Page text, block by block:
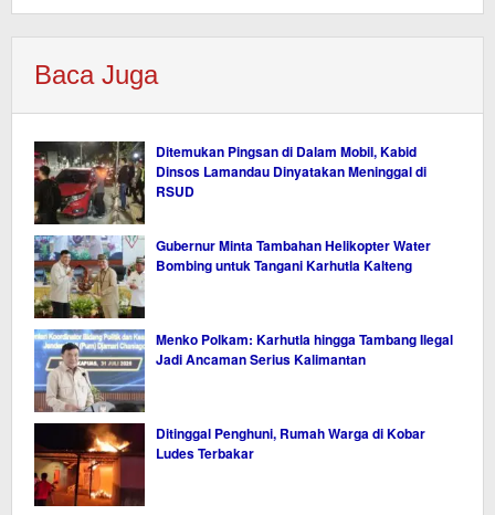
Baca Juga
Ditemukan Pingsan di Dalam Mobil, Kabid
Dinsos Lamandau Dinyatakan Meninggal di
RSUD
Gubernur Minta Tambahan Helikopter Water
Bombing untuk Tangani Karhutla Kalteng
Menko Polkam: Karhutla hingga Tambang Ilegal
Jadi Ancaman Serius Kalimantan
Ditinggal Penghuni, Rumah Warga di Kobar
Ludes Terbakar